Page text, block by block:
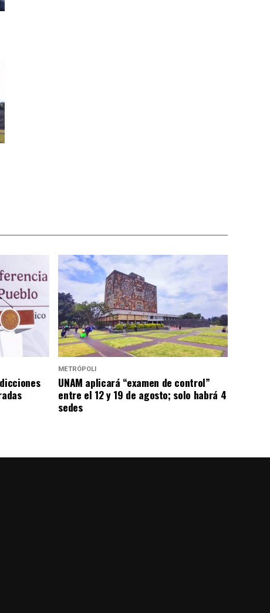
METRÓPOLI
UNAM aplicará “examen de control”
entre el 12 y 19 de agosto; solo habrá 4
sedes